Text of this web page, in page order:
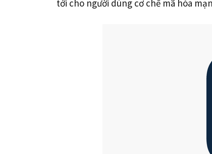
tới cho người dùng cơ chế mã hóa